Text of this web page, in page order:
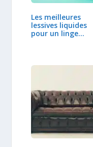
Les meilleures
lessives liquides
pour un linge…